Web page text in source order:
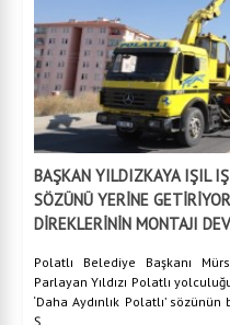
BAŞKAN YILDIZKAYA IŞIL
SÖZÜNÜ YERİNE
DİREKLERİNİN MONTAJI
Polatlı Belediye Başkanı
Parlayan Yıldızı Polatlı
‘Daha Aydınlık Polatlı’
Ş...